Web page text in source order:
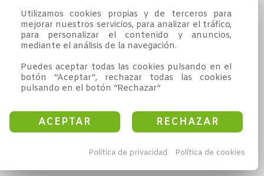
Utilizamos cookies propias y de terceros para
mejorar nuestros servicios, para analizar el tráfico,
para personalizar el contenido y anuncios,
mediante el análisis de la navegación.
Puedes aceptar todas las cookies pulsando en el
botón “Aceptar”, rechazar todas las cookies
pulsando en el botón “Rechazar”
ACEPTAR RECHAZAR
Política de privacidad Política de cookies